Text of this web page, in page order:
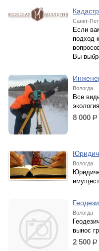
Санкт-
Если
подход
Вы
Вологда
Все
8 000 р.
Вологда
Вологда
вынос
2 500 р.